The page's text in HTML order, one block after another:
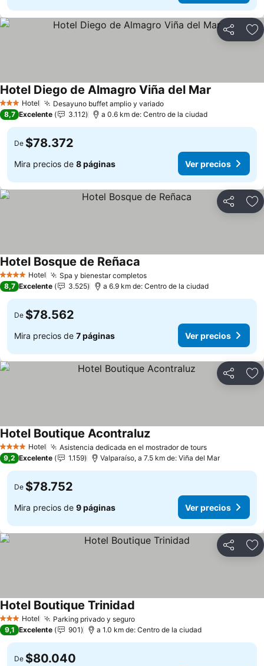
Compartir
3 Estrellas
Hotel Desayuno buffet amplio y variado
Hotel Diego de Almagro Viña del Mar
8,7 Excelente 3.112 a 0.6 km de: Centro de la ciudad
De $78.372
Mira precios de 8 páginas Ver precios
Compartir
4 EstrellasHotel Spa y bienestar completos
Hotel Bosque de Reñaca
8,7 Excelente 3.525 a 6.9 km de: Centro de la ciudad
De $78.562
Mira precios de 7 páginas Ver precios
Compartir
4 EstrellasHotel Asistencia dedicada en el mostrador de tours
Hotel Boutique Acontraluz
9,2 Excelente 1.159 Valparaíso, a 7.5 km de: Viña del Mar
De $78.752
Mira precios de 9 páginas Ver precios
Compartir
3 Estrellas
Hotel Parking privado y seguro
Hotel Boutique Trinidad
9,1 Excelente 901 a 1.0 km de: Centro de la ciudad
De $80.040